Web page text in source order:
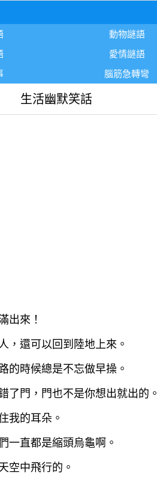
動物謎語
愛情謎語
腦筋急轉彎
生活幽默笑話
出來！
，還可以回到陸地上來。
的時候總是不忘做早操。
了門，門也不是你想出就出的。
我的耳朵。
一直都是縮頭烏龜啊。
空中飛行的。